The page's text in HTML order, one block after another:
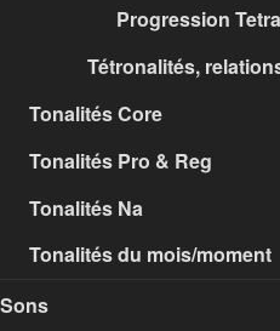
Progression
Tétronalités,
Tonalités Core
Tonalités Pro & Reg
Tonalités Na
Tonalités du mois/moment
Sons